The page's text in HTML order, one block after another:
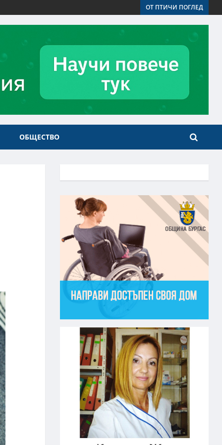
ОТ ПТИЧИ ПОГЛЕД
ОБЩЕСТВО